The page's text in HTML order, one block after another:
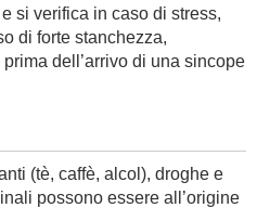
si verifica in caso di stress,
di forte stanchezza,
dell’arrivo di una sincope
(tè, caffè, alcol), droghe e
possono essere all’origine